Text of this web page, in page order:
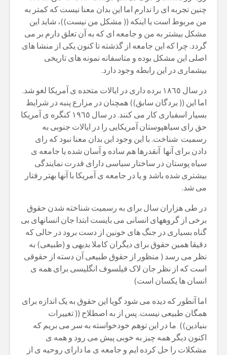
چنین تجربە ای را ندارم اما این بدان معنا نیست کە کمتر بە
من مربوط است یا اینکە (( مشکل من نیست))، شاید این
مشکل بیشتر بە من و جامعە ای کە بە آن تعلق دارم بر می
گردد. چرا کە این جامعە از گذشتە تا کنون یکی از منشا های
اصلی این مشکل بودە و متاسفانە نمونە های تاریخی
بیشماری در این رابطە وجود دارد.
در سال ١٨٦٥ بردە داری در ایالات متحدە ی آمریکا لغو شد.
اما این (( بردگان سابق)) همچنان در مزارع پنبە در شرایط
بسیار اسفباری کار می کنند. در سال ١٩٦٥ کنگرە ی آمریکا
حق رای سیاهپوستان آمریکایی را در ایالات جنوبی بە
رسمیت شناخت. با این وجود این بدان معنا نبود کە رای
دادن برای آنها آنقدرها هم سادە و آسان شدە یا جامعە ی
سیاه پوستان در ساختار سیاسی دارای قدرت نمایندگی
بیشتری شدە باشد و یا در جامعە ی آمریکا با آنها بهتر رفتار
می شد.
در طی هزاران سال برای بە رسمیت شناختە شدن حقوق
برخی از گروههای انسانی می بایست ابتدا جان انسانهای بی
گناه بسیاری در جنگ های خونین از دست برود در حالی کە
دقیقا همین حقوق برای دیگران کاملا بدیهی و (طبیعی) بە
نظر می رسد ( منظور از حقوق طبیعی آن دستە از حقوقی
است کە از نظر جان لاک فیلسوف انگلیسی برای همە ی
انسان ها یکسان است)
اما آنطور کە دیدە می شود گویا این حقوق بە یک اندازە برای
همگان طبیعی نیست. پس از بە اصطلاح (( تغییرات
بنیادین)) ما در این توهم خودخواستە بە سر می بریم کە
اکنون دیگر همە چیز بە خوبی پیش می رود و همە ی
مشکلات را حل کردە ایم و جامعە ی ما دارای روحیە ی از